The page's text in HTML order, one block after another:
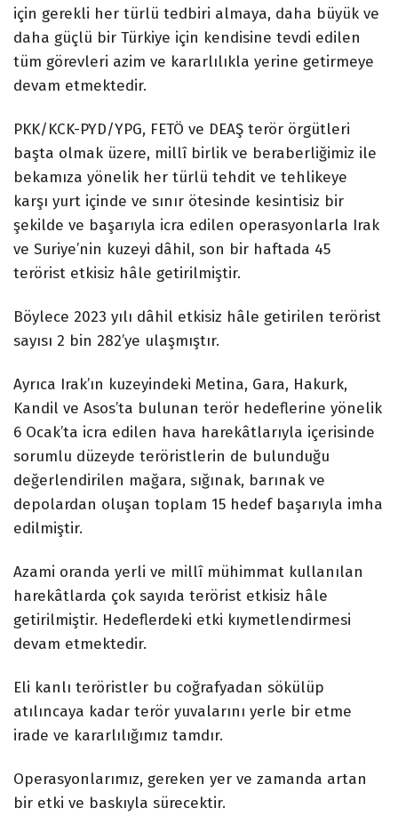
için gerekli her türlü tedbiri almaya, daha büyük ve
daha güçlü bir Türkiye için kendisine tevdi edilen
tüm görevleri azim ve kararlılıkla yerine getirmeye
devam etmektedir.
PKK/KCK-PYD/YPG, FETÖ ve DEAŞ terör örgütleri
başta olmak üzere, millî birlik ve beraberliğimiz ile
bekamıza yönelik her türlü tehdit ve tehlikeye
karşı yurt içinde ve sınır ötesinde kesintisiz bir
şekilde ve başarıyla icra edilen operasyonlarla Irak
ve Suriye’nin kuzeyi dâhil, son bir haftada 45
terörist etkisiz hâle getirilmiştir.
Böylece 2023 yılı dâhil etkisiz hâle getirilen terörist
sayısı 2 bin 282’ye ulaşmıştır.
Ayrıca Irak’ın kuzeyindeki Metina, Gara, Hakurk,
Kandil ve Asos’ta bulunan terör hedeflerine yönelik
6 Ocak’ta icra edilen hava harekâtlarıyla içerisinde
sorumlu düzeyde teröristlerin de bulunduğu
değerlendirilen mağara, sığınak, barınak ve
depolardan oluşan toplam 15 hedef başarıyla imha
edilmiştir.
Azami oranda yerli ve millî mühimmat kullanılan
harekâtlarda çok sayıda terörist etkisiz hâle
getirilmiştir. Hedeflerdeki etki kıymetlendirmesi
devam etmektedir.
Eli kanlı teröristler bu coğrafyadan sökülüp
atılıncaya kadar terör yuvalarını yerle bir etme
irade ve kararlılığımız tamdır.
Operasyonlarımız, gereken yer ve zamanda artan
bir etki ve baskıyla sürecektir.